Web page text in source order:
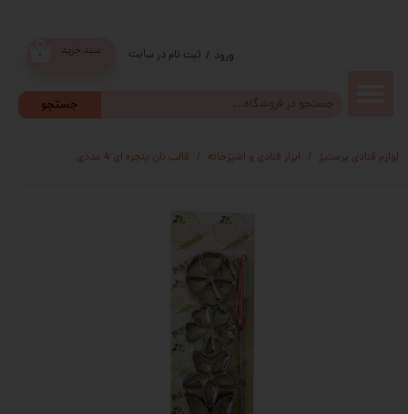
جستجو
سبد خرید ورود / ثبت نام در سایت
واژه
سفارشات
خروج از
حساب
کاربری
لوازم قنادی پرستیژ ابزار قنادی و اشپزخانه قالب نان پنجره ای 4 عددی